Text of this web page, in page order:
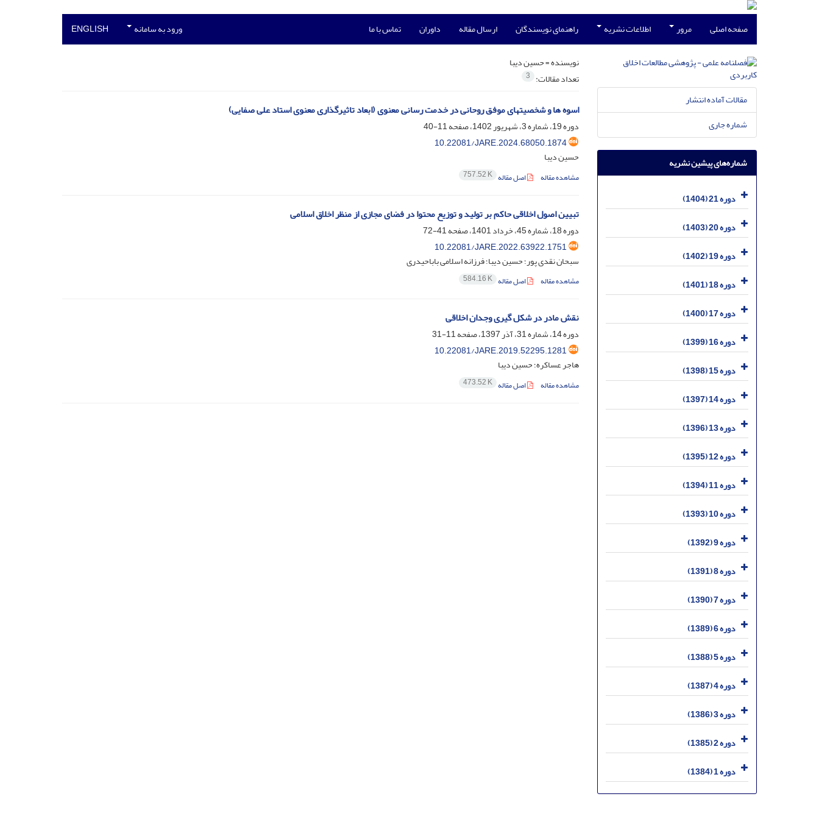
صفحه اصلی مرور اطلاعات نشریه راهنمای نویسندگان ارسال مقاله داوران تماس با ما ورود به سامانه ENGLISH
نویسنده =حسین دیبا
تعداد مقالات: 3
اسوه ها و شخصیتهای موفق روحانی در خدمت رسانی معنوی (ابعاد تاثیرگذاری معنوی استاد علی صفایی)
دوره 19، شماره 3، شهریور 1402، صفحه
11-40
10.22081/JARE.2024.68050.1874
حسین دیبا
مشاهده مقاله اصل مقاله 757.52 K
تبیین اصول اخلاقی حاکم بر تولید و توزیع محتوا در فضای مجازی از منظر اخلاق اسلامی
دوره 18، شماره 45، خرداد 1401، صفحه
41-72
10.22081/JARE.2022.63922.1751
سبحان نقدی پور؛ حسین دیبا؛ فرزانه اسلامی باباحیدری
مشاهده مقاله اصل مقاله 584.16 K
نقش مادر در شکل گیری وجدان اخلاقی
دوره 14، شماره 31، آذر 1397، صفحه
11-31
10.22081/JARE.2019.52295.1281
هاجر عساکره؛ حسین دیبا
مشاهده مقاله اصل مقاله 473.52 K
مقالات آماده انتشار
شماره جاری
شماره‌های پیشین نشریه
دوره 21 (1404)
دوره 20 (1403)
دوره 19 (1402)
دوره 18 (1401)
دوره 17 (1400)
دوره 16 (1399)
دوره 15 (1398)
دوره 14 (1397)
دوره 13 (1396)
دوره 12 (1395)
دوره 11 (1394)
دوره 10 (1393)
دوره 9 (1392)
دوره 8 (1391)
دوره 7 (1390)
دوره 6 (1389)
دوره 5 (1388)
دوره 4 (1387)
دوره 3 (1386)
دوره 2 (1385)
دوره 1 (1384)